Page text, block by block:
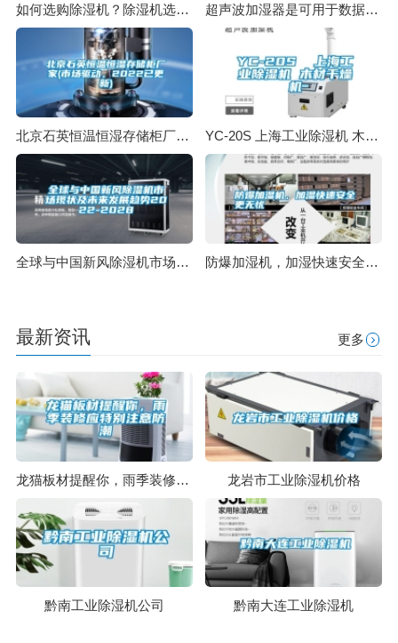
如何选购除湿机？除湿机选择需要注意什么？ 超声波加湿器是可用于数据中心的最环保产品之一
北京石英恒温恒湿存储柜厂家(市场驱动，2022已更新) YC-20S 上海工业除湿机 木材干燥机
全球与中国新风除湿机市场现状及未来发展趋势2022-2028 防爆加湿机，加湿快速安全更无忧
最新资讯 更多
龙猫板材提醒你，雨季装修应特别注意防潮 龙岩市工业除湿机价格
黔南工业除湿机公司 黔南大连工业除湿机